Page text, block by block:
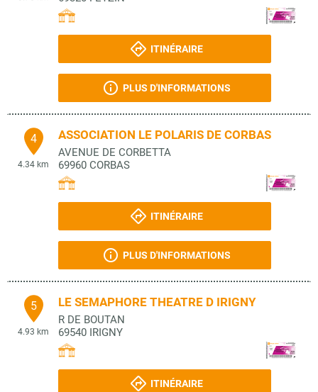
ITINÉRAIRE
PLUS D'INFORMATIONS
4
4.34 km
ASSOCIATION LE POLARIS DE CORBAS
AVENUE DE CORBETTA
69960 CORBAS
ITINÉRAIRE
PLUS D'INFORMATIONS
5
4.93 km
LE SEMAPHORE THEATRE D IRIGNY
R DE BOUTAN
69540 IRIGNY
ITINÉRAIRE